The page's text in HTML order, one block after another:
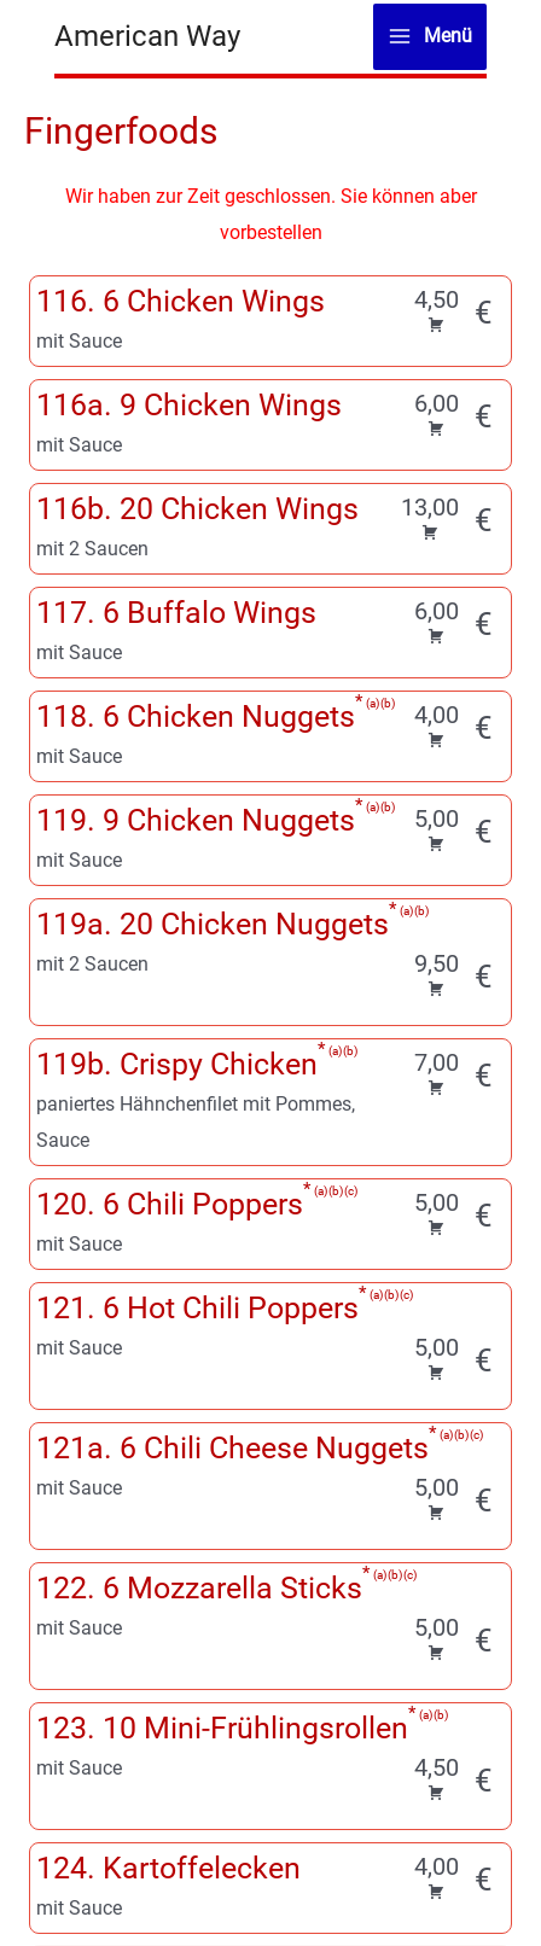
American Way
Main
Menü
Fingerfoods
Wir haben zur Zeit geschlossen. Sie können aber
vorbestellen
116. 6 Chicken Wings 4,50 €
mit Sauce
116a. 9 Chicken Wings 6,00 €
mit Sauce
116b. 20 Chicken Wings 13,00 €
mit 2 Saucen
117. 6 Buffalo Wings 6,00 €
mit Sauce
118. 6 Chicken Nuggets a b 4,00 €
mit Sauce
119. 9 Chicken Nuggets a b 5,00 €
mit Sauce
119a. 20 Chicken Nuggets a b
9,50 €
mit 2 Saucen
119b. Crispy Chicken a b 7,00 €
paniertes Hähnchenfilet mit Pommes,
Sauce
120. 6 Chili Poppers a b c 5,00 €
mit Sauce
121. 6 Hot Chili Poppers a b c
5,00 €
mit Sauce
121a. 6 Chili Cheese Nuggets a b c
5,00 €
mit Sauce
122. 6 Mozzarella Sticks a b c
5,00 €
mit Sauce
123. 10 Mini-Frühlingsrollen a b
4,50 €
mit Sauce
124. Kartoffelecken 4,00 €
mit Sauce